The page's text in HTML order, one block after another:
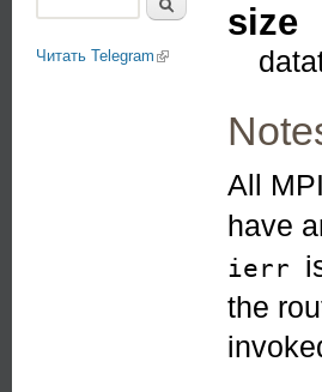
size
All
have
ierr
the
Читать Telegram (link is external)